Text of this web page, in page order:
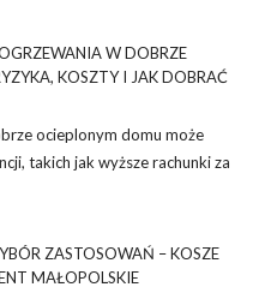
W DOBRZE
KOSZTY I JAK DOBRAĆ
ocieplonym domu może
takich jak wyższe rachunki za
ZASTOSOWAŃ – KOSZE
MAŁOPOLSKIE